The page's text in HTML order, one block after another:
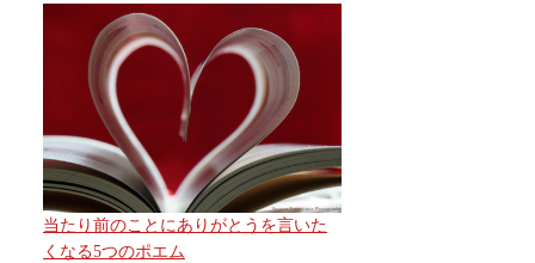
当たり前のことにありがとうを言いた
くなる5つのポエム